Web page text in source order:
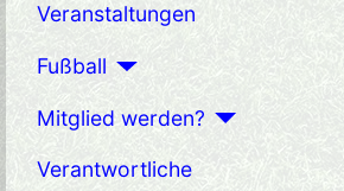
Veranstaltungen
Fußball
Mitglied werden?
Verantwortliche